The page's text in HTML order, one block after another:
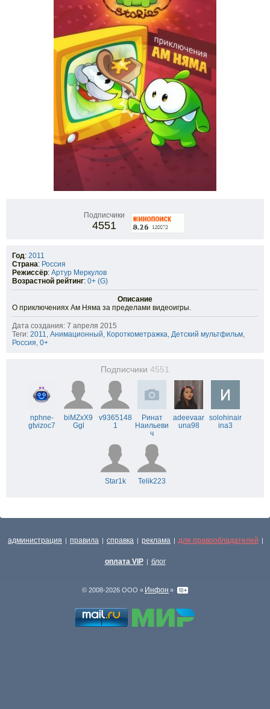
Подписчики
4551
Год: 2011
Страна: Россия
Режиссёр: Артур Меркулов
Возрастной рейтинг: 0+ (G)
Описание
О приключениях Ам Няма за пределами видеоигры.
Дата создания: 7 апреля 2015
Теги: 2011, Анимационный, Короткометражка, Детский мультфильм,
Россия, 0+
Подписчики 4551
nphne-
gtvizoc7
biMZxX9
Ggl
v9365148
1
Ринат
Наильеви
ч
adeevaar
una98
solohinair
ina3
Star1k Telik223
администрация | правила | справка | реклама | для правообладателей |
оплата VIP | блог
© 2008-2026 ООО « Инфон »